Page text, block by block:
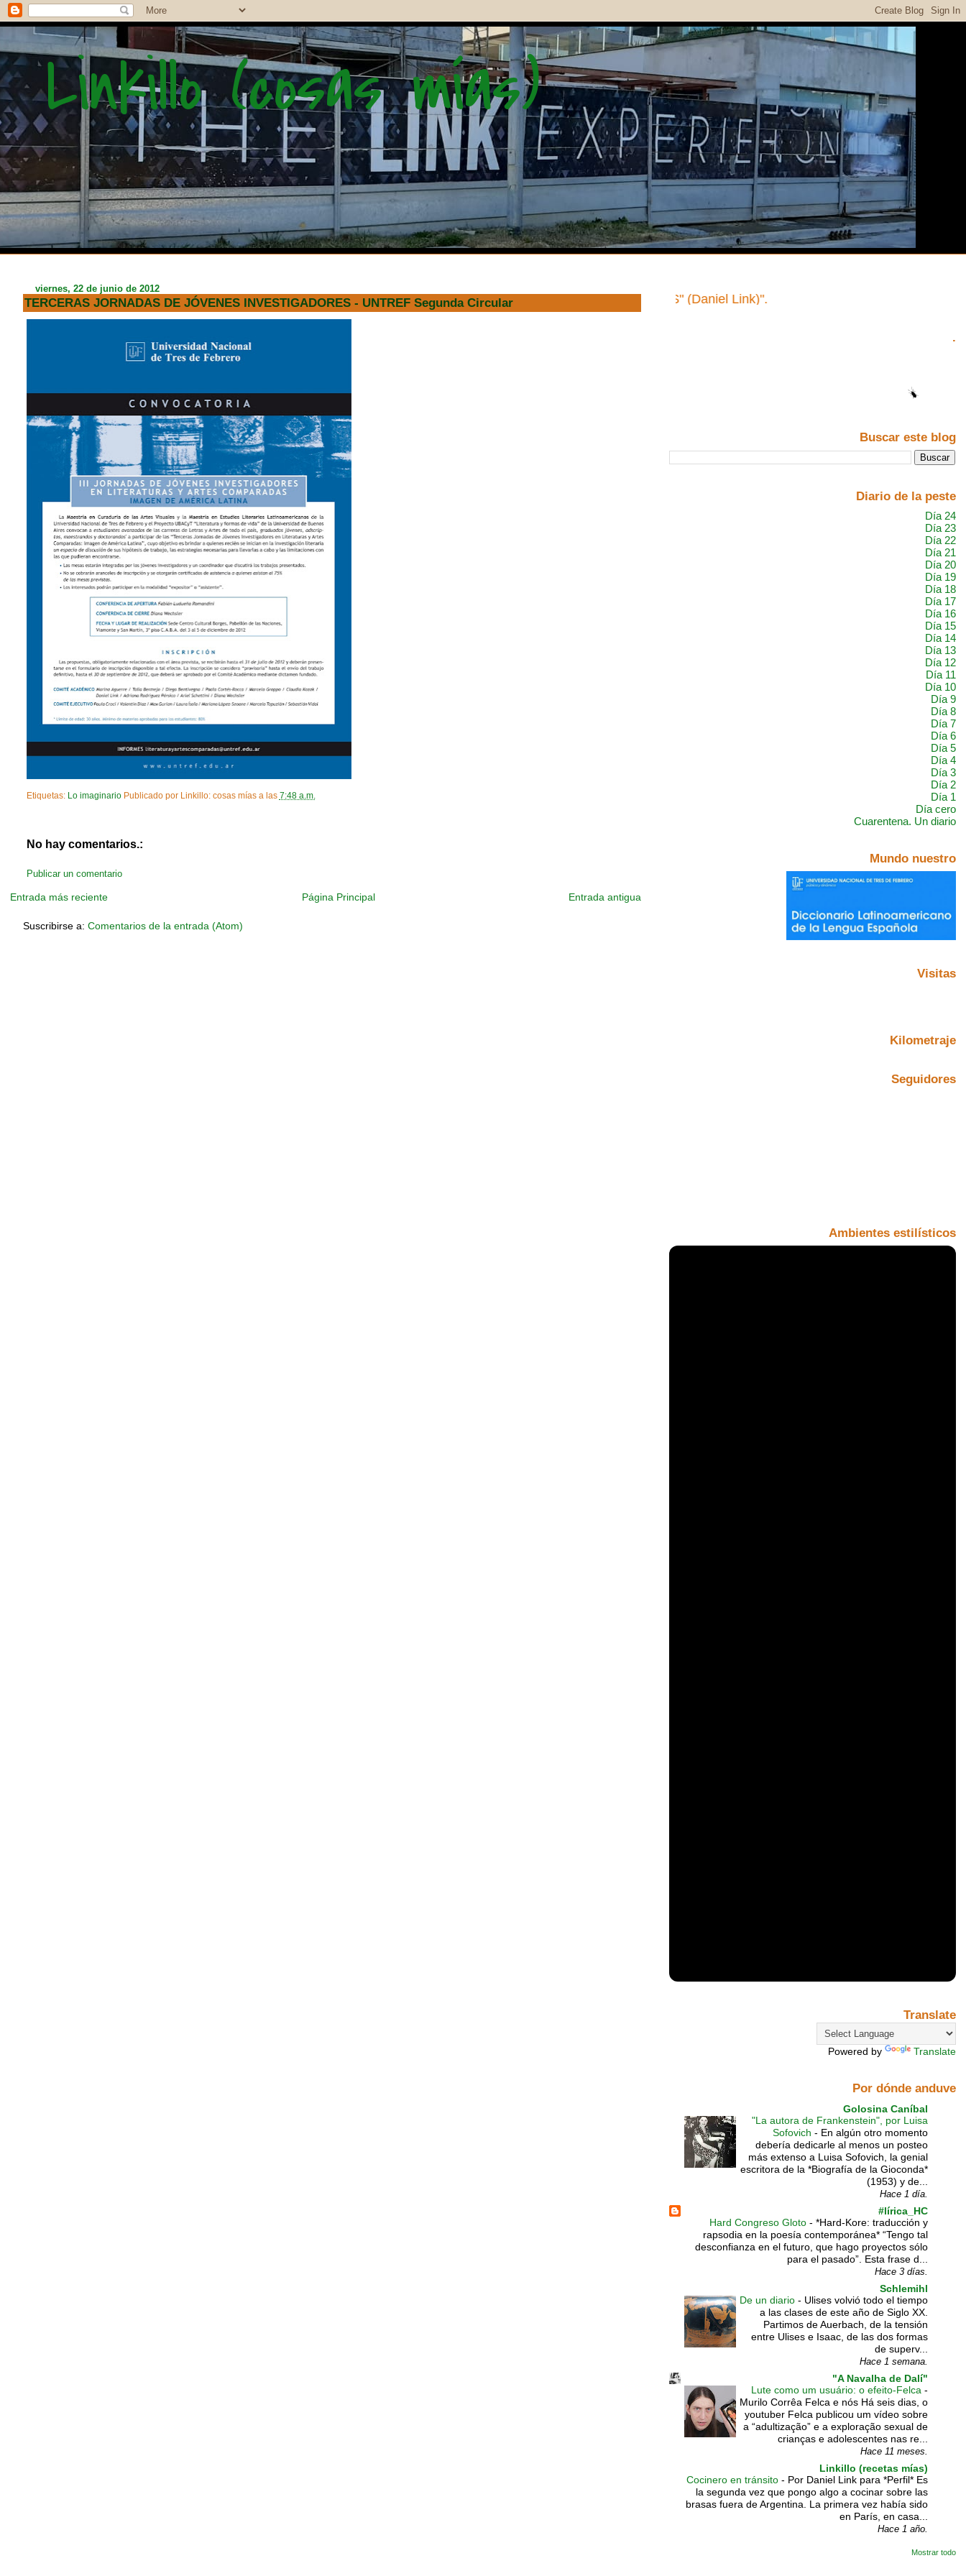
Linkillo (cosas mías)
viernes, 22 de junio de 2012
TERCERAS JORNADAS DE JÓVENES INVESTIGADORES - UNTREF Segunda Circular
Etiquetas: Lo imaginario Publicado por Linkillo: cosas mías a las 7:48 a.m.
No hay comentarios.:
Publicar un comentario
Entrada más reciente Entrada antigua
Página Principal
Suscribirse a: Comentarios de la entrada (Atom)
"Nosotros no somos comunistas, pero eso que ustedes llaman comunistas, ESO SOMOS" (Daniel Link)".
.
Buscar este blog
Diario de la peste
Día 24
Día 23
Día 22
Día 21
Día 20
Día 19
Día 18
Día 17
Día 16
Día 15
Día 14
Día 13
Día 12
Día 11
Día 10
Día 9
Día 8
Día 7
Día 6
Día 5
Día 4
Día 3
Día 2
Día 1
Día cero
Cuarentena. Un diario
Mundo nuestro
Visitas
Kilometraje
Seguidores
Ambientes estilísticos
Translate
Powered by Translate
Por dónde anduve
Golosina Caníbal
"La autora de Frankenstein", por Luisa
Sofovich - En algún otro momento
debería dedicarle al menos un posteo
más extenso a Luisa Sofovich, la genial
escritora de la *Biografía de la Gioconda*
(1953) y de...
Hace 1 día.
#lírica_HC
Hard Congreso Gloto - *Hard-Kore: traducción y
rapsodia en la poesía contemporánea* “Tengo tal
desconfianza en el futuro, que hago proyectos sólo
para el pasado”. Esta frase d...
Hace 3 días.
Schlemihl
De un diario - Ulises volvió todo el tiempo
a las clases de este año de Siglo XX.
Partimos de Auerbach, de la tensión
entre Ulises e Isaac, de las dos formas
de superv...
Hace 1 semana.
"A Navalha de Dalí"
Lute como um usuário: o efeito-Felca -
Murilo Corrêa Felca e nós Há seis dias, o
youtuber Felca publicou um vídeo sobre
a “adultização” e a exploração sexual de
crianças e adolescentes nas re...
Hace 11 meses.
Linkillo (recetas mías)
Cocinero en tránsito - Por Daniel Link para *Perfil* Es
la segunda vez que pongo algo a cocinar sobre las
brasas fuera de Argentina. La primera vez había sido
en París, en casa...
Hace 1 año.
Mostrar todo